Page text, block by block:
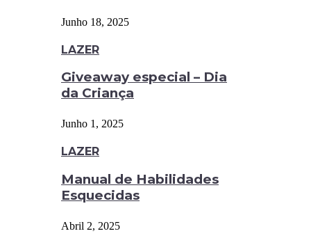
Junho 18, 2025
LAZER
Giveaway especial – Dia
da Criança
Junho 1, 2025
LAZER
Manual de Habilidades
Esquecidas
Abril 2, 2025